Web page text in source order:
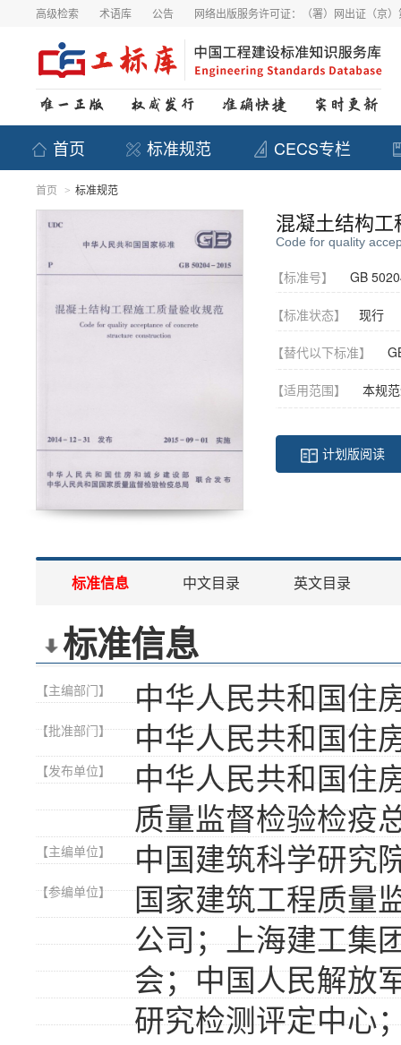
高级检索 术语库 公告 网络出版服务许可证：（署）网出证（京
首页 标准规范 CECS专栏
首页 > 标准规范
混凝土结构
Code for quality
【标准号】 GB
【标准状态】 现行
【替代以下标准】
【适用范围】 本规
计划版阅读
标准信息 中文目录 英文目录
标准信息
【主编部门】 中华人民共和国住
【批准部门】 中华人民共和国住
【发布单位】
中华人民共和国住
质量监督检验检疫
【主编单位】 中国建筑科学研究
【参编单位】
国家建筑工程质量
公司；上海建工集
会；中国人民解放
研究检测评定中心